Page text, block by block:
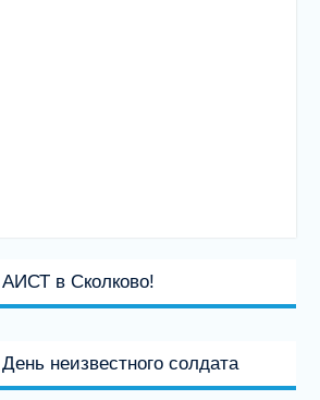
запись:
АИСТ в Сколково!
запись:
День неизвестного солдата